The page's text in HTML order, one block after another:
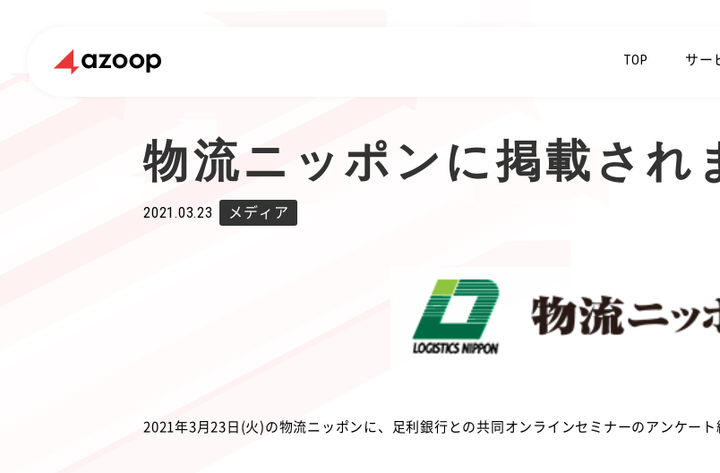
TOP サー
物流ニッポンに掲載され
2021.03.23 メディア
2021年3月23日(火)の物流ニッポンに、足利銀行との共同オンラインセミナーのアンケート